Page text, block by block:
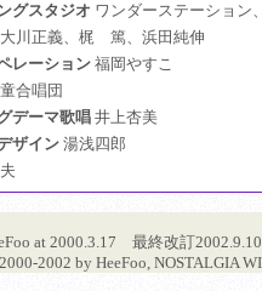
グスタジオ ワンダーステーション
大川正義、梶 篤、浜田純伸
レーション 福岡やすこ
合唱団
デーマ歌唱 井上杏美
ザイン 湯浅四郎
at 2000.3.17 最終改訂
2002 by HeeFoo, NOSTALGIA